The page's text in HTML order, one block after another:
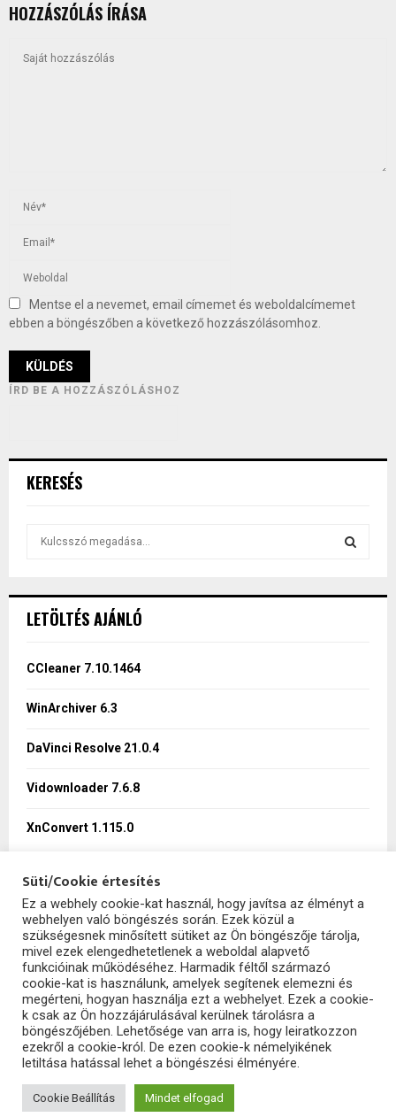
HOZZÁSZÓLÁS ÍRÁSA
Mentse el a nevemet, email címemet és weboldalcímemet
ebben a böngészőben a következő hozzászólásomhoz.
ÍRD BE A HOZZÁSZÓLÁSHOZ
KERESÉS
h
o
:
LETÖLTÉS AJÁNLÓ
CCleaner 7.10.1464
WinArchiver 6.3
DaVinci Resolve 21.0.4
Vidownloader 7.6.8
XnConvert 1.115.0
SzoftHub
2025 - szofthub.hu. All Right Reserved.
Süti/Cookie értesítés
Ez a webhely cookie-kat használ, hogy javítsa az élményt a
webhelyen való böngészés során. Ezek közül a
szükségesnek minősített sütiket az Ön böngészője tárolja,
mivel ezek elengedhetetlenek a weboldal alapvető
funkcióinak működéséhez. Harmadik féltől származó
cookie-kat is használunk, amelyek segítenek elemezni és
megérteni, hogyan használja ezt a webhelyet. Ezek a cookie-
k csak az Ön hozzájárulásával kerülnek tárolásra a
böngészőjében. Lehetősége van arra is, hogy leiratkozzon
ezekről a cookie-król. De ezen cookie-k némelyikének
letiltása hatással lehet a böngészési élményére.
Cookie Beállítás Mindet elfogad